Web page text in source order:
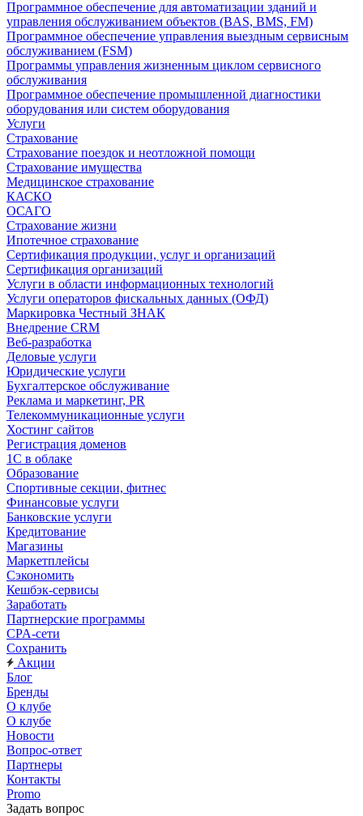
Программное обеспечение для автоматизации зданий и
управления обслуживанием объектов (BAS, BMS, FM)
Программное обеспечение управления выездным сервисным
обслуживанием (FSM)
Программы управления жизненным циклом сервисного
обслуживания
Программное обеспечение промышленной диагностики
оборудования или систем оборудования
Услуги
Страхование
Страхование поездок и неотложной помощи
Страхование имущества
Медицинское страхование
КАСКО
ОСАГО
Страхование жизни
Ипотечное страхование
Сертификация продукции, услуг и организаций
Сертификация организаций
Услуги в области информационных технологий
Услуги операторов фискальных данных (ОФД)
Маркировка Честный ЗНАК
Внедрение CRM
Веб-разработка
Деловые услуги
Юридические услуги
Бухгалтерское обслуживание
Реклама и маркетинг, PR
Телекоммуникационные услуги
Хостинг сайтов
Регистрация доменов
1С в облаке
Образование
Спортивные секции, фитнес
Финансовые услуги
Банковские услуги
Кредитование
Магазины
Маркетплейсы
Сэкономить
Кешбэк-сервисы
Заработать
Партнерские программы
CPA-сети
Сохранить
Акции
Блог
Бренды
О клубе
О клубе
Новости
Вопрос-ответ
Партнеры
Контакты
Promo
Задать вопрос